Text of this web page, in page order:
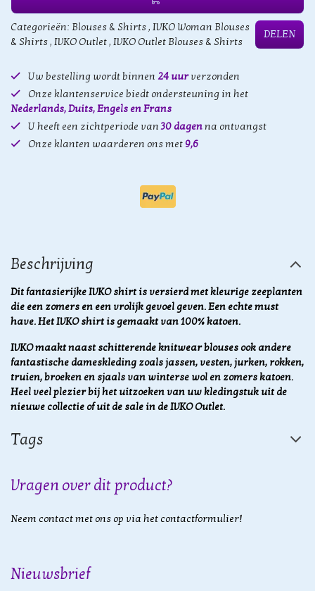
Categorieën: Blouses & Shirts, IVKO Woman Blouses
& Shirts, IVKO Outlet, IVKO Outlet Blouses & Shirts
DELEN
Uw bestelling wordt binnen 24 uurverzonden
Onze klantenservice biedt ondersteuning in het
Nederlands, Duits, Engels en Frans
U heeft een zichtperiode van30 dagenna ontvangst
Onze klanten waarderen ons met 9,6
Beschrijving
Dit fantasierijke IVKO shirt is versierd met kleurige zeeplanten
die een zomers en een vrolijk gevoel geven. Een echte must
have. Het IVKO shirt is gemaakt van 100% katoen.
IVKO maakt naast schitterende knitwear blouses ook andere
fantastische dameskleding zoals jassen, vesten, jurken, rokken,
truien, broeken en sjaals van winterse wol en zomers katoen.
Heel veel plezier bij het uitzoeken van uw kledingstuk uit de
nieuwe collectie of uit de sale in de IVKO Outlet.
Tags
Vragen over dit product?
Neem contact met ons op via het contactformulier!
Nieuwsbrief